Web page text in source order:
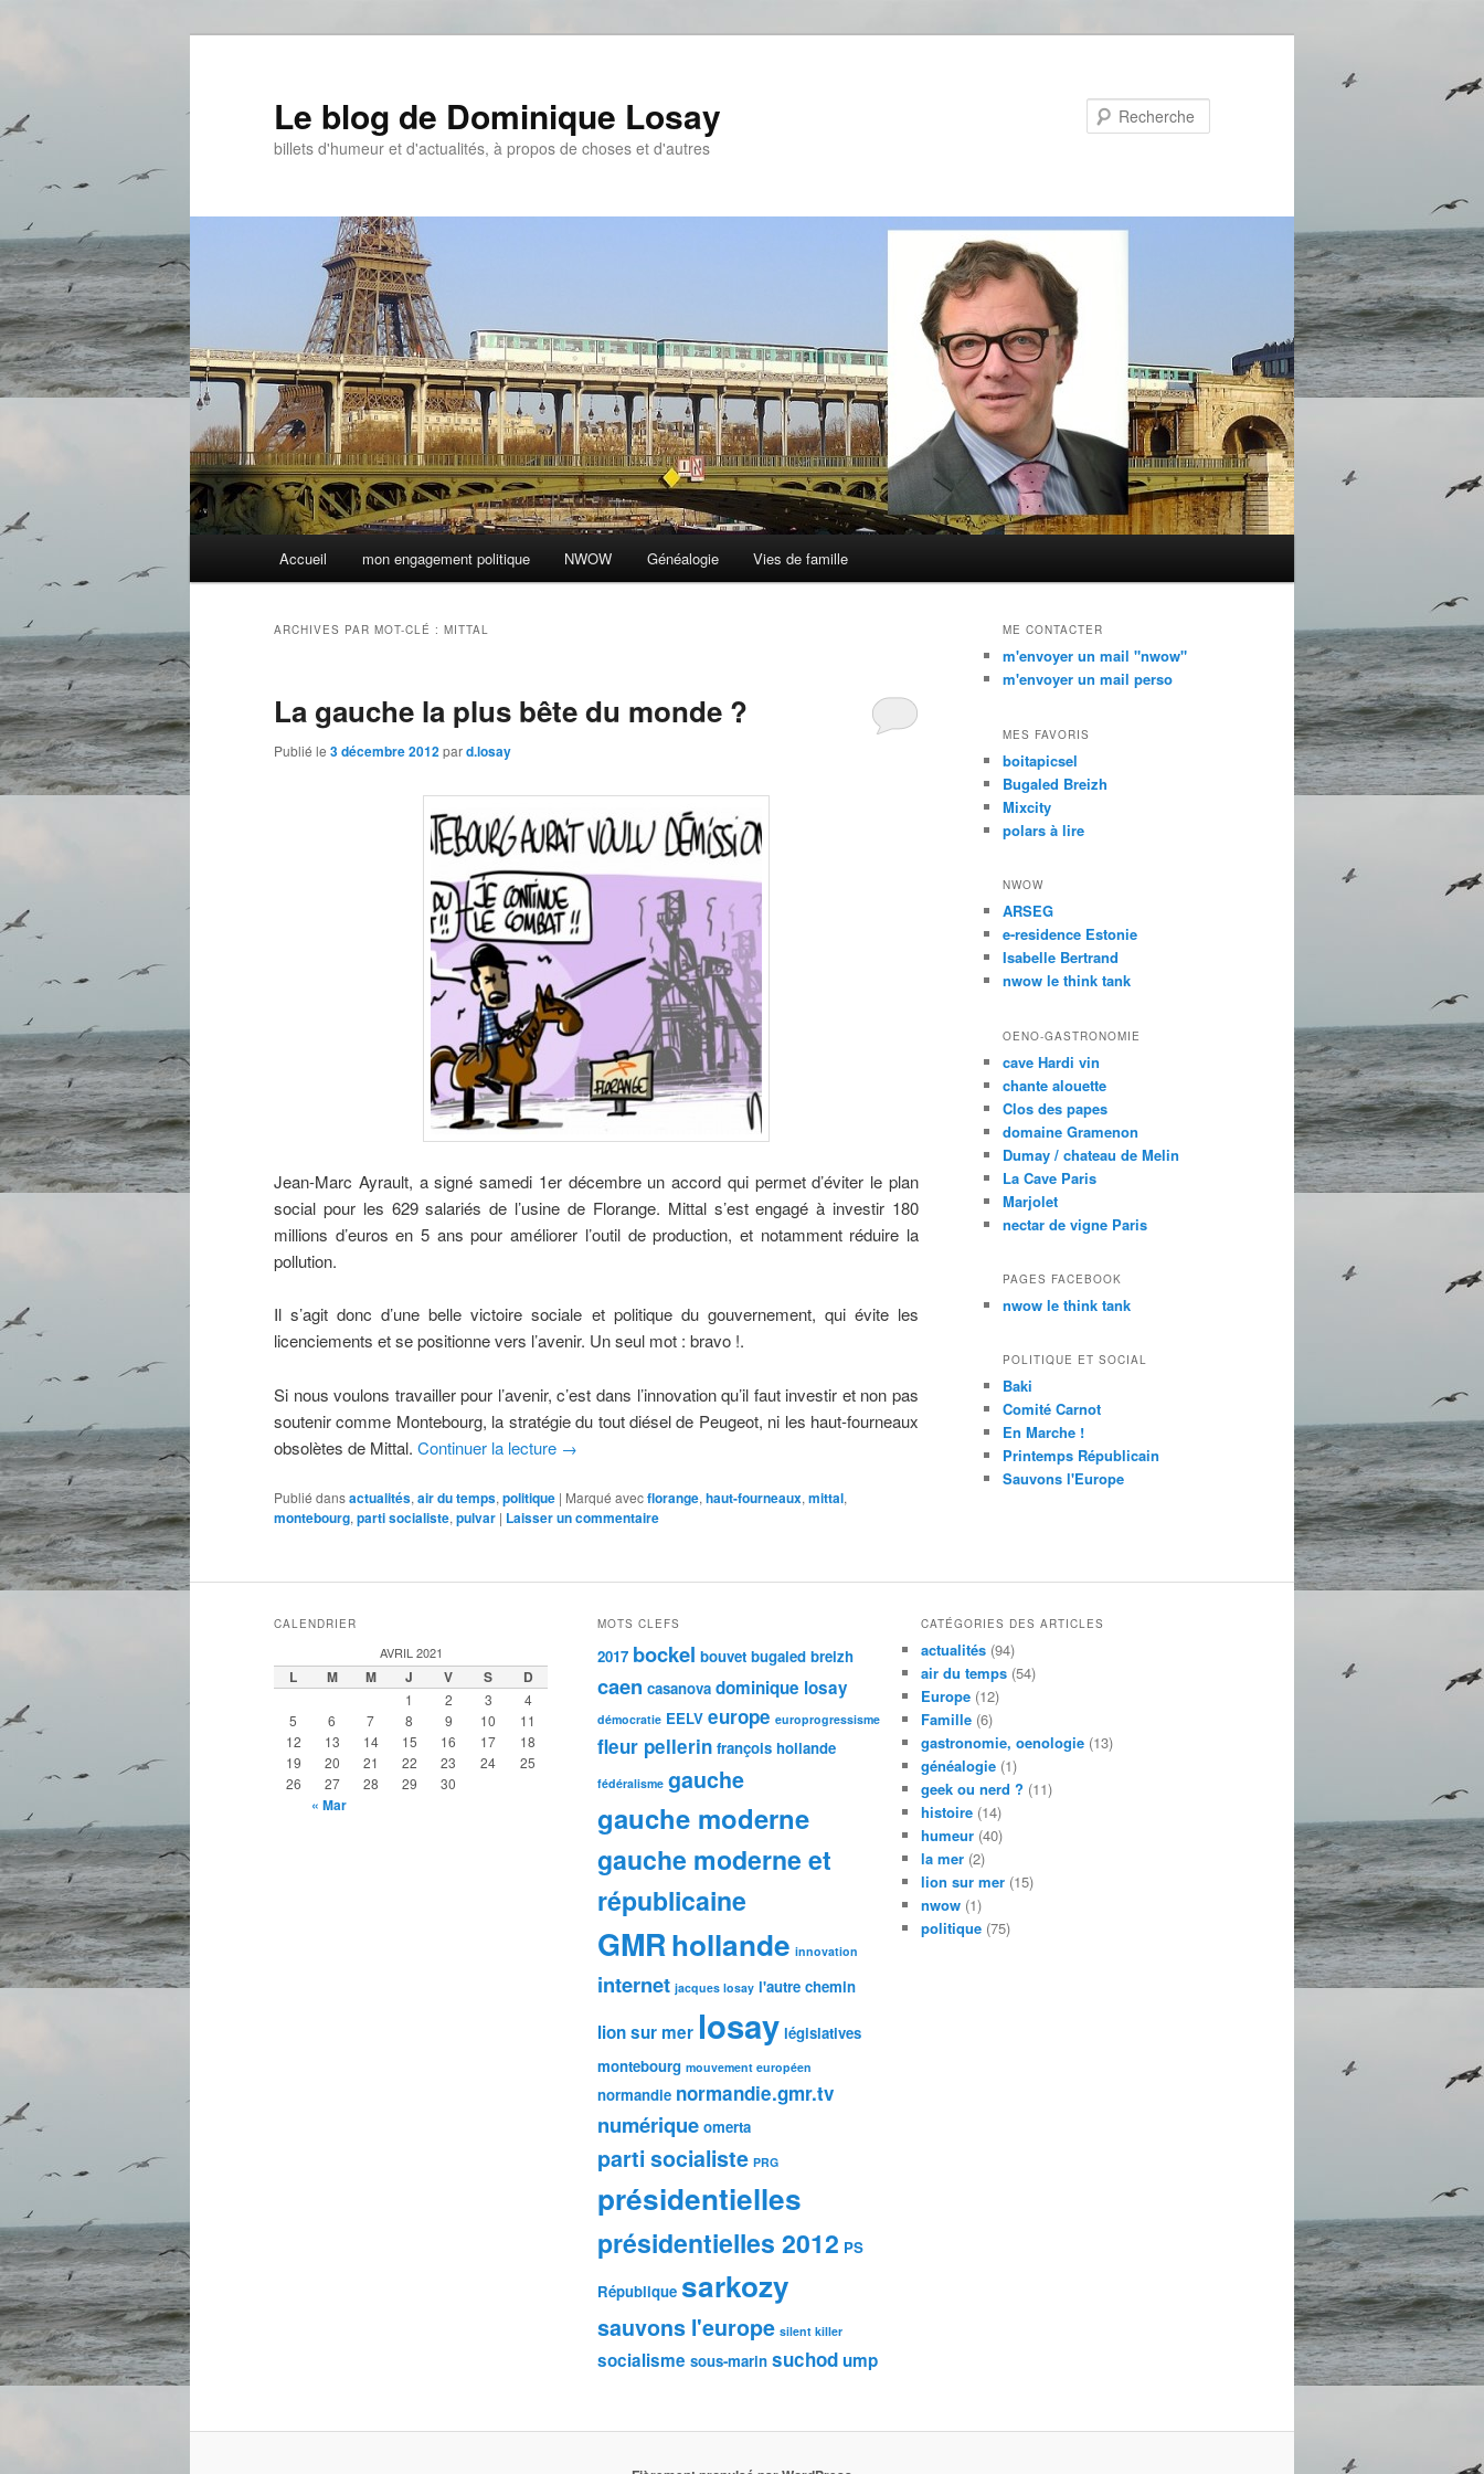
Le blog de Dominique Losay
billets d'humeur et d'actualités, à propos de choses et d'autres
Accueil mon engagement politique NWOW Généalogie Vies de famille
ARCHIVES PAR MOT-CLÉ : MITTAL
La gauche la plus bête du monde ?
Publié le 3 décembre 2012pard.losay
Jean-Marc Ayrault, a signé samedi 1er décembre un accord qui permet d’éviter le plan
social pour les 629 salariés de l’usine de Florange. Mittal s’est engagé à investir 180
millions d’euros en 5 ans pour améliorer l’outil de production, et notamment réduire la
pollution.
Il s’agit donc d’une belle victoire sociale et politique du gouvernement, qui évite les
licenciements et se positionne vers l’avenir. Un seul mot : bravo !.
Si nous voulons travailler pour l’avenir, c’est dans l’innovation qu’il faut investir et non pas
soutenir comme Montebourg, la stratégie du tout diésel de Peugeot, ni les haut-fourneaux
obsolètes de Mittal. Continuer la lecture →
Publié dansactualités, air du temps, politique | Marqué avecflorange, haut-fourneaux, mittal,
montebourg, parti socialiste, pulvar | Laisser un commentaire
ME CONTACTER
m'envoyer un mail "nwow"
m'envoyer un mail perso
MES FAVORIS
boitapicsel
Bugaled Breizh
Mixcity
polars à lire
NWOW
ARSEG
e-residence Estonie
Isabelle Bertrand
nwow le think tank
OENO-GASTRONOMIE
cave Hardi vin
chante alouette
Clos des papes
domaine Gramenon
Dumay / chateau de Melin
La Cave Paris
Marjolet
nectar de vigne Paris
PAGES FACEBOOK
nwow le think tank
POLITIQUE ET SOCIAL
Baki
Comité Carnot
En Marche !
Printemps Républicain
Sauvons l'Europe
CALENDRIER
AVRIL 2021
L M M J V S D
1 2 3
4
5
6 7 8 9 10
11
12
13 14 15 16 17
18
19
20 21 22 23 24
25
26
27 28 29 30
« Mar
MOTS CLEFS
2017 bockel bouvet bugaled breizh
caen casanova dominique losay
démocratie EELV europe europrogressisme
fleur pellerin françois hollande
fédéralisme gauche
gauche moderne
gauche moderne et
républicaine
GMRhollande innovation
internet jacques losay l'autre chemin
lion sur mer losay législatives
montebourg mouvement européen
normandie normandie.gmr.tv
numérique omerta
parti socialiste PRG
présidentielles
présidentielles 2012 PS
République sarkozy
sauvons l'europe silent killer
socialisme sous-marin suchodump
CATÉGORIES DES ARTICLES
actualités(94)
air du temps(54)
Europe(12)
Famille(6)
gastronomie, oenologie(13)
généalogie(1)
geek ou nerd ? (11)
histoire(14)
humeur(40)
la mer(2)
lion sur mer(15)
nwow(1)
politique(75)